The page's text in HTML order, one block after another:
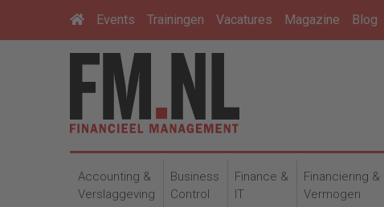
Events Trainingen Vacatures Magazine Blog
Accounting &
Verslaggeving
Business
Control
Finance &
IT
Financiering &
Vermogen